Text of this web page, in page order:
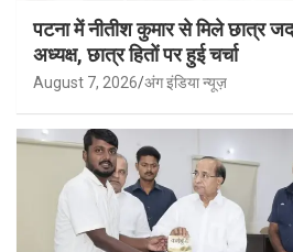
पटना में नीतीश कुमार से मिले छात्र
अध्यक्ष, छात्र हितों पर हुई चर्चा
August 7, 2026 अंग इंडिया न्यूज़